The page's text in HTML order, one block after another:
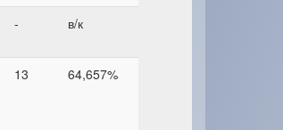
- в/к
13 64,657%